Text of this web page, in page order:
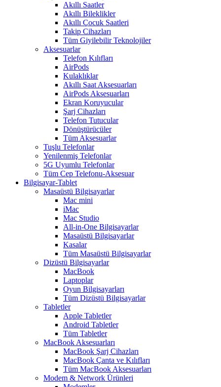
Akıllı Saatler
Akıllı Bileklikler
Akıllı Çocuk Saatleri
Takip Cihazları
Tüm Giyilebilir Teknolojiler
Aksesuarlar
Telefon Kılıfları
AirPods
Kulaklıklar
Akıllı Saat Aksesuarları
AirPods Aksesuarları
Ekran Koruyucular
Şarj Cihazları
Telefon Tutucular
Dönüştürücüler
Tüm Aksesuarlar
Tuşlu Telefonlar
Yenilenmiş Telefonlar
5G Uyumlu Telefonlar
Tüm Cep Telefonu-Aksesuar
Bilgisayar-Tablet
Masaüstü Bilgisayarlar
Mac mini
iMac
Mac Studio
All-in-One Bilgisayarlar
Masaüstü Bilgisayarlar
Kasalar
Tüm Masaüstü Bilgisayarlar
Dizüstü Bilgisayarlar
MacBook
Laptoplar
Oyun Bilgisayarları
Tüm Dizüstü Bilgisayarlar
Tabletler
Apple Tabletler
Android Tabletler
Tüm Tabletler
MacBook Aksesuarları
MacBook Şarj Cihazları
MacBook Çanta ve Kılıfları
Tüm MacBook Aksesuarları
Modem & Network Ürünleri